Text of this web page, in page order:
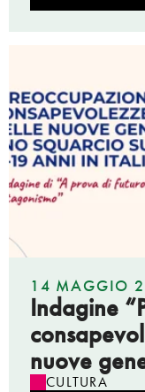
14 MAGGIO
Indagine
nuove
CULTURA